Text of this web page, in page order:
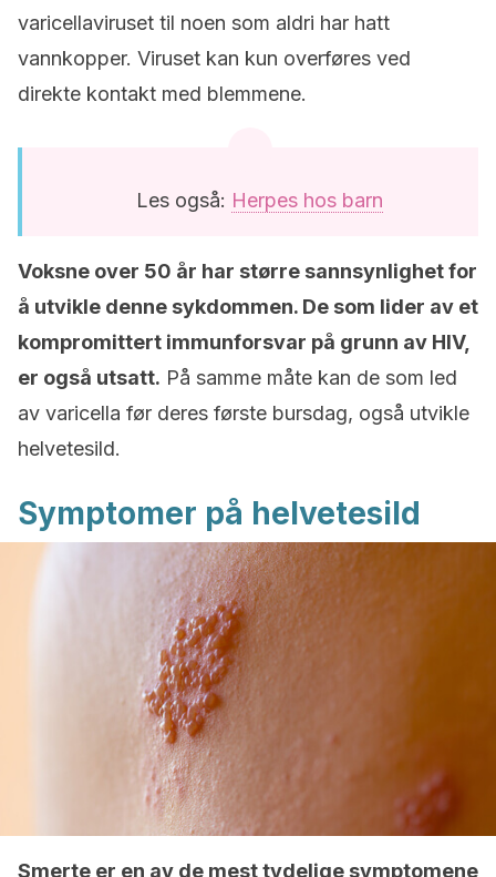
varicellaviruset til noen som aldri har hatt
vannkopper. Viruset kan kun overføres ved
direkte kontakt med blemmene.
Les også: Herpes hos barn
Voksne over 50 år har større sannsynlighet for
å utvikle denne sykdommen. De som lider av et
kompromittert immunforsvar på grunn av HIV,
er også utsatt. På samme måte kan de som led
av varicella før deres første bursdag, også utvikle
helvetesild.
Symptomer på helvetesild
Smerte er en av de mest tydelige symptomene